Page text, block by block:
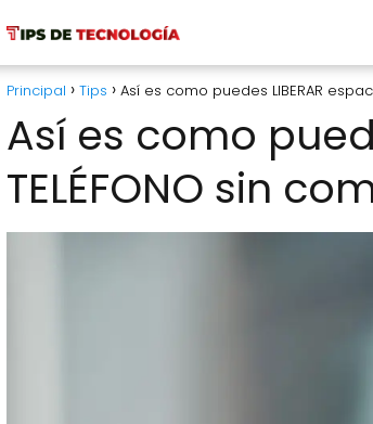
Principal Tips Así es como puedes LIBERAR
Así es como
TELÉFONO sin